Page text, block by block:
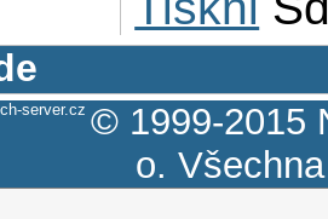
server.cz © 1999-2015
o.